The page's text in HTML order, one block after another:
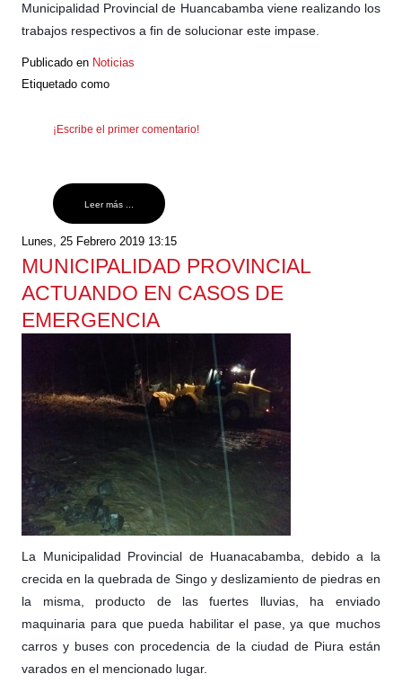
Municipalidad Provincial de Huancabamba viene realizando los
trabajos respectivos a fin de solucionar este impase.
Publicado en Noticias
Etiquetado como
¡Escribe el primer comentario!
Leer más ...
Lunes, 25 Febrero 2019 13:15
MUNICIPALIDAD PROVINCIAL
ACTUANDO EN CASOS DE
EMERGENCIA
La Municipalidad Provincial de Huanacabamba, debido a la
crecida en la quebrada de Singo y deslizamiento de piedras en
la misma, producto de las fuertes lluvias, ha enviado
maquinaria para que pueda habilitar el pase, ya que muchos
carros y buses con procedencia de la ciudad de Piura están
varados en el mencionado lugar.